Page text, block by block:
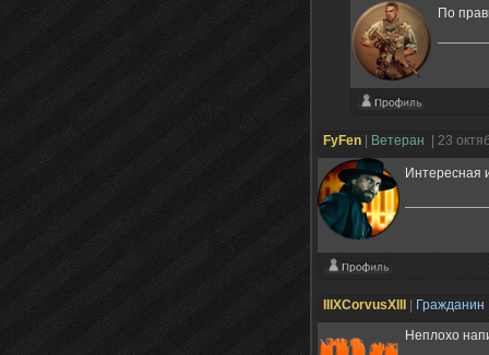
По
FyFen Ветеран | 23
Интересная
IIIXCorvusXIII Гражданин
Неплохо